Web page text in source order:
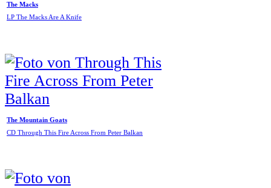
The Macks
LP The Macks Are A Knife
The Mountain Goats
CD Through This Fire Across From Peter Balkan